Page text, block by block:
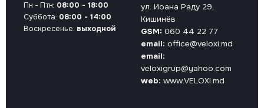
ул. Иоана Раду 29,
Кишинёв
GSM: 060 44 22 77
email: office@veloxi.md
email:
veloxigrup@yahoo.com
web: www.VELOXI.md
Пн - Птн: 08:00 - 18:00
Суббота: 08:00 - 14:00
Воскресенье: выходной